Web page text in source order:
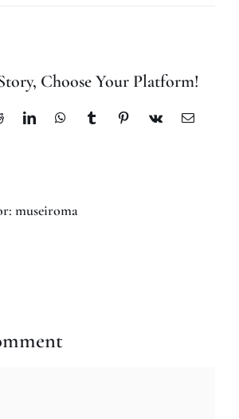
Choose Your Platform!
LinkedInWhatsAppTumblrPinterest
Vk Email
museiroma